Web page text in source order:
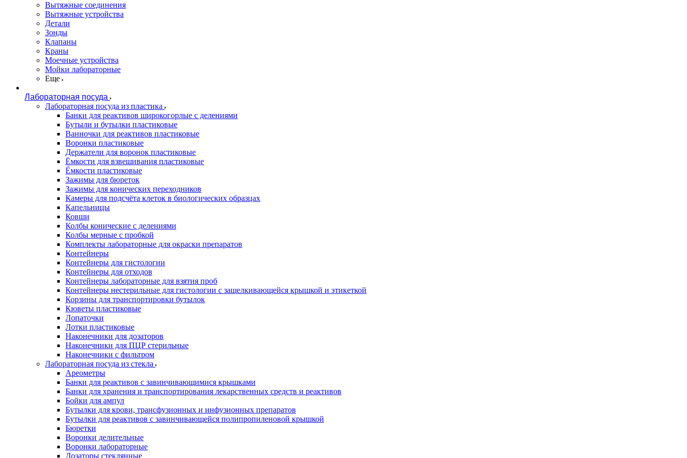
Вытяжные соединения
Вытяжные устройства
Детали
Зонды
Клапаны
Краны
Моечные устройства
Мойки лабораторные
Еще
Лабораторная посуда
Лабораторная посуда из пластика
Банки для реактивов широкогорлые с делениями
Бутыли и бутылки пластиковые
Ванночки для реактивов пластиковые
Воронки пластиковые
Держатели для воронок пластиковые
Ёмкости для взвешивания пластиковые
Ёмкости пластиковые
Зажимы для бюреток
Зажимы для конических переходников
Камеры для подсчёта клеток в биологических образцах
Капельницы
Ковши
Колбы конические с делениями
Колбы мерные с пробкой
Комплекты лабораторные для окраски препаратов
Контейнеры
Контейнеры для гистологии
Контейнеры для отходов
Контейнеры лабораторные для взятия проб
Контейнеры нестерильные для гистологии с защелкивающейся крышкой и этикеткой
Корзины для транспортировки бутылок
Кюветы пластиковые
Лопаточки
Лотки пластиковые
Наконечники для дозаторов
Наконечники для ПЦР стерильные
Наконечники с фильтром
Лабораторная посуда из стекла
Ареометры
Банки для реактивов с завинчивающимися крышками
Банки для хранения и транспортирования лекарственных средств и реактивов
Бойки для ампул
Бутылки для крови, трансфузионных и инфузионных препаратов
Бутылки для реактивов с завинчивающейся полипропиленовой крышкой
Бюретки
Воронки делительные
Воронки лабораторные
Дозаторы стеклянные